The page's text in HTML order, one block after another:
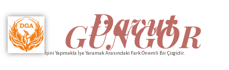
Davut
GÜNGÖR
İşini Yapmakla İşe Yaramak Arasındaki Fark Önemli Bir Çizgidir.